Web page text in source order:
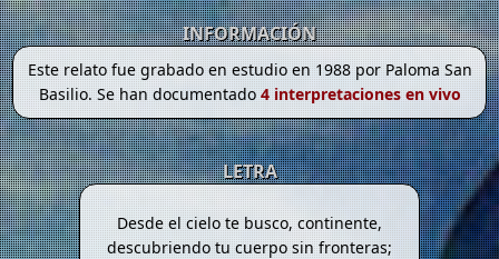
INFORMACIÓN
Este relato fue grabado en estudio en 1988 por Paloma San
Basilio. Se han documentado4 interpretaciones en vivo
LETRA
Desde el cielo te busco, continente,
descubriendo tu cuerpo sin fronteras;